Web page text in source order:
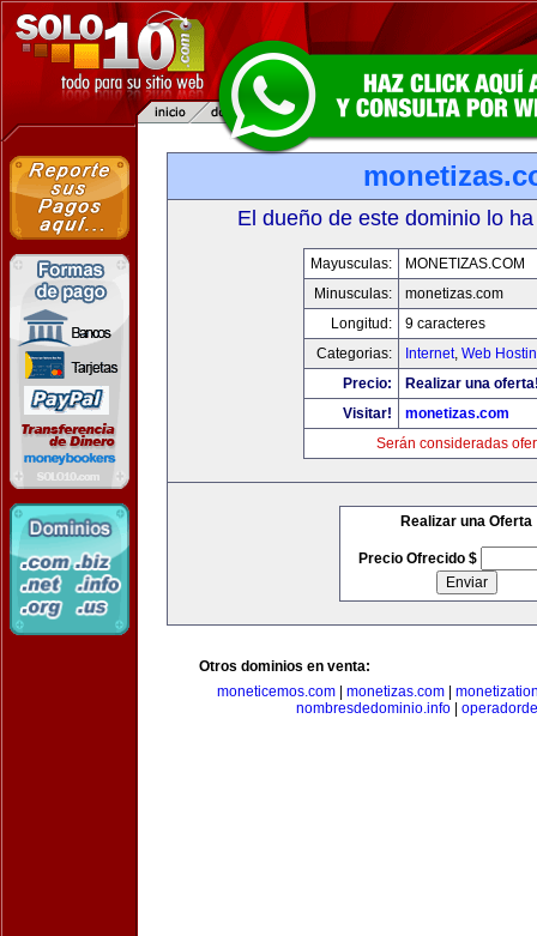
El dueño de este dominio lo
Mayusculas:
MONETIZAS.COM
Minusculas:
monetizas.com
Longitud:
9 caracteres
Categorias:
Internet, Web
Precio:
Realizar una
Visitar!
monetizas.com
Serán consideradas
Realizar una Oferta
Precio Ofrecido $
Otros dominios en venta:
moneticemos.com
monetizas.com
nombresdedominio.info